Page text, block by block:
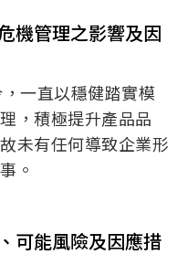
機管理之影響及因
一直以穩健踏實模
，積極提升產品品
未有任何導致企業形
。
可能風險及因應措